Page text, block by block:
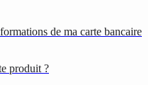
de ma carte bancaire
produit ?